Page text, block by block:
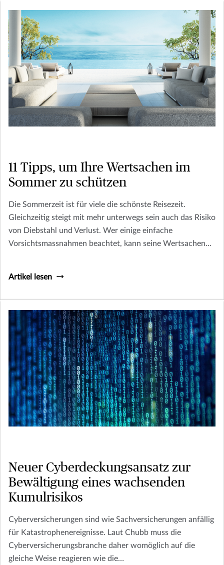
11 Tipps, um Ihre Wertsachen im
Sommer zu schützen
Die Sommerzeit ist für viele die schönste Reisezeit.
Gleichzeitig steigt mit mehr unterwegs sein auch das Risiko
von Diebstahl und Verlust. Wer einige einfache
Vorsichtsmassnahmen beachtet, kann seine Wertsachen
Artikel lesen
Neuer Cyberdeckungsansatz zur
Bewältigung eines wachsenden
Kumulrisikos
Cyberversicherungen sind wie Sachversicherungen anfällig
für Katastrophenereignisse. Laut Chubb muss die
Cyberversicherungsbranche daher womöglich auf die
gleiche Weise reagieren wie die